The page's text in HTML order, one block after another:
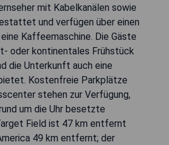
mit Kabelkanälen sowie
und verfügen über einen
Kaffeemaschine. Die Gäste
oder kontinentales Frühstück
die Unterkunft auch eine
Kostenfreie Parkplätze
stehen zur Verfügung,
um die Uhr besetzte
Field ist 47 km entfernt
49 km entfernt; der